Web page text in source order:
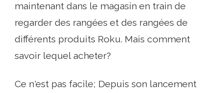
maintenant dans le magasin en train de
regarder des rangées et des rangées de
différents produits Roku. Mais comment
savoir lequel acheter?
Ce n'est pas facile; Depuis son lancement